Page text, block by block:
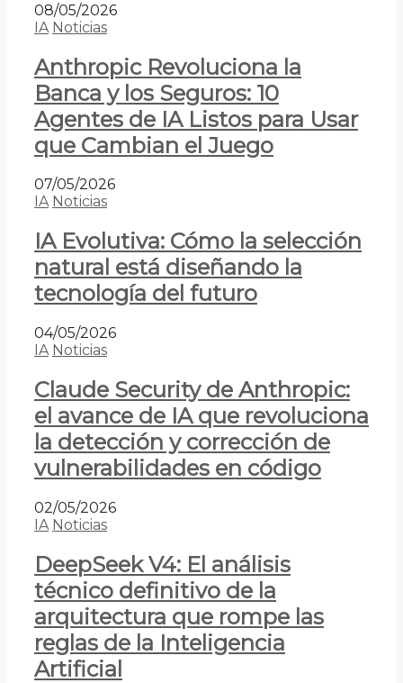
08/05/2026
IA Noticias
Anthropic Revoluciona la
Banca y los Seguros: 10
Agentes de IA Listos para Usar
que Cambian el Juego
07/05/2026
IA Noticias
IA Evolutiva: Cómo la selección
natural está diseñando la
tecnología del futuro
04/05/2026
IA Noticias
Claude Security de Anthropic:
el avance de IA que revoluciona
la detección y corrección de
vulnerabilidades en código
02/05/2026
IA Noticias
DeepSeek V4: El análisis
técnico definitivo de la
arquitectura que rompe las
reglas de la Inteligencia
Artificial